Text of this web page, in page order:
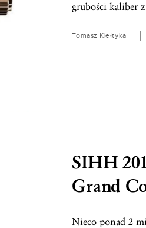
grubości kaliber
Tomasz Kiełtyka
SIHH
Grand
Nieco ponad 2